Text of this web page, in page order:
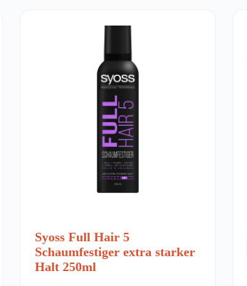
Syoss Full Hair 5
Schaumfestiger extra starker
Halt 250ml